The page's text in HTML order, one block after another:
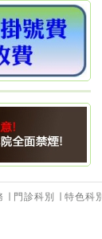
門診科別 ∣特色科別